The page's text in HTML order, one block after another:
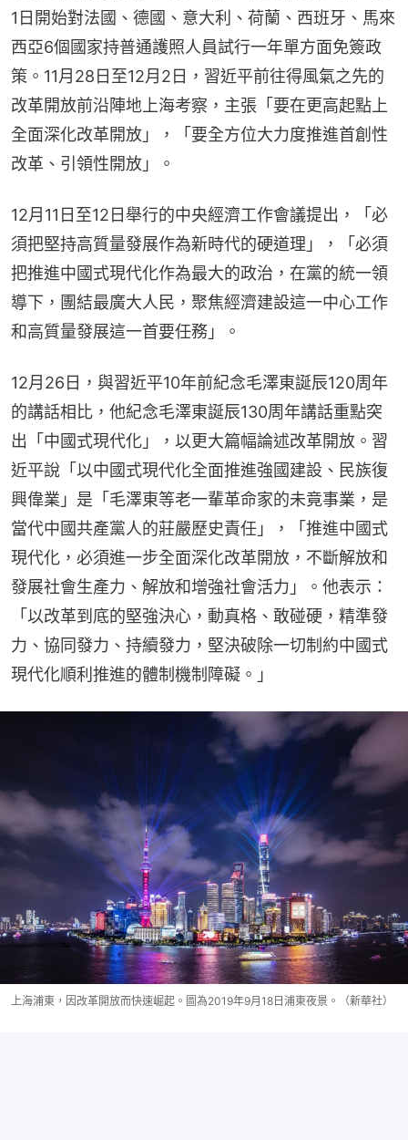
1日開始對法國、德國、意大利、荷蘭、西班牙、馬來
西亞6個國家持普通護照人員試行一年單方面免簽政
策。11月28日至12月2日，習近平前往得風氣之先的
改革開放前沿陣地上海考察，主張「要在更高起點上
全面深化改革開放」，「要全方位大力度推進首創性
改革、引領性開放」。
12月11日至12日舉行的中央經濟工作會議提出，「必
須把堅持高質量發展作為新時代的硬道理」，「必須
把推進中國式現代化作為最大的政治，在黨的統一領
導下，團結最廣大人民，聚焦經濟建設這一中心工作
和高質量發展這一首要任務」。
12月26日，與習近平10年前紀念毛澤東誕辰120周年
的講話相比，他紀念毛澤東誕辰130周年講話重點突
出「中國式現代化」，以更大篇幅論述改革開放。習
近平說「以中國式現代化全面推進強國建設、民族復
興偉業」是「毛澤東等老一輩革命家的未竟事業，是
當代中國共產黨人的莊嚴歷史責任」，「推進中國式
現代化，必須進一步全面深化改革開放，不斷解放和
發展社會生產力、解放和增強社會活力」。他表示：
「以改革到底的堅強決心，動真格、敢碰硬，精準發
力、協同發力、持續發力，堅決破除一切制約中國式
現代化順利推進的體制機制障礙。」
上海浦東，因改革開放而快速崛起。圖為2019年9月18日浦東夜景。（新華社）